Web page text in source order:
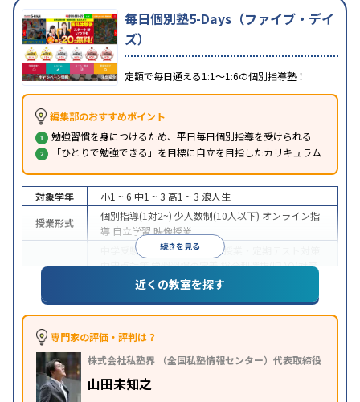
毎日個別塾5-Days（ファイブ・デイ
ズ）
定額で毎日通える1:1〜1:6の個別指導塾！
編集部のおすすめポイント
勉強習慣を身につけるため、平日毎日個別指導を受けられる
「ひとりで勉強できる」を目標に自立を目指したカリキュラム
続きを見る
対象学年 小1 ~ 6 中1 ~ 3 高1 ~ 3 浪人生
授業形式
個別指導(1対2~) 少人数制(10人以下) オンライン指
導 自立学習 映像授業
中学受験 高校受験大学受験
授業・定期テスト対策
内申点対策学習習慣の定着総合型選抜(旧AO)対策
推薦入試対策 学校別特化対策
漢検(漢字検
特徴
中高一貫校生に対応
可能不登校生に対応オンライン対応1科目から受
講可能 季節講習のみの受講可
対応自習室あり
近くの教室を探す
専門家の評価・評判は？
株式会社私塾界 （全国私塾情報センター）代表取締役
山田未知之